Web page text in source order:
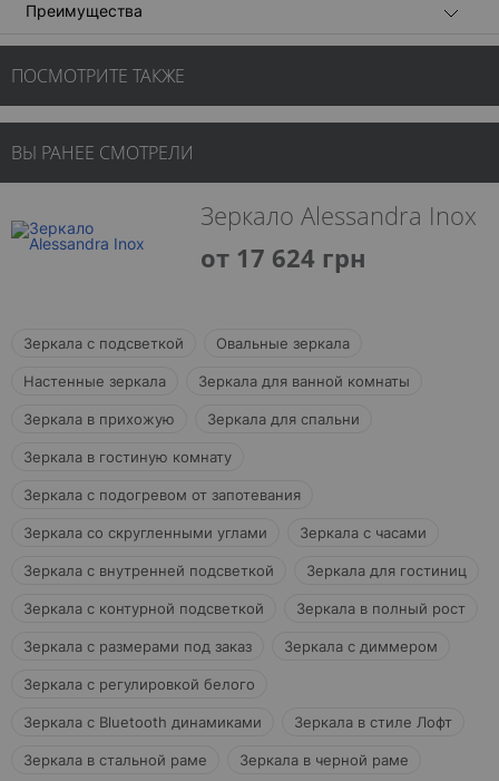
Преимущества
ПОСМОТРИТЕ ТАКЖЕ
ВЫ РАНЕЕ СМОТРЕЛИ
Зеркало Alessandra Inox
от 17 624 грн
Зеркала с подсветкой Овальные зеркала
Настенные зеркала Зеркала для ванной комнаты
Зеркала в прихожую Зеркала для спальни
Зеркала в гостиную комнату
Зеркала с подогревом от запотевания
Зеркала со скругленными углами Зеркала с часами
Зеркала с внутренней подсветкой Зеркала для гостиниц
Зеркала с контурной подсветкой Зеркала в полный рост
Зеркала с размерами под заказ Зеркала с диммером
Зеркала с регулировкой белого
Зеркала с Bluetooth динамиками Зеркала в стиле Лофт
Зеркала в стальной раме Зеркала в черной раме